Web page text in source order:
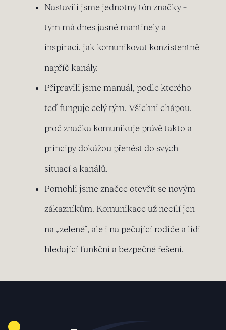
Nastavili jsme jednotný tón značky –
tým má dnes jasné mantinely a
inspiraci, jak komunikovat konzistentně
napříč kanály.
Připravili jsme manuál, podle kterého
teď funguje celý tým. Všichni chápou,
proč značka komunikuje právě takto a
principy dokážou přenést do svých
situací a kanálů.
Pomohli jsme značce otevřít se novým
zákazníkům. Komunikace už necílí jen
na „zelené“, ale i na pečující rodiče a lidi
hledající funkční a bezpečné řešení.